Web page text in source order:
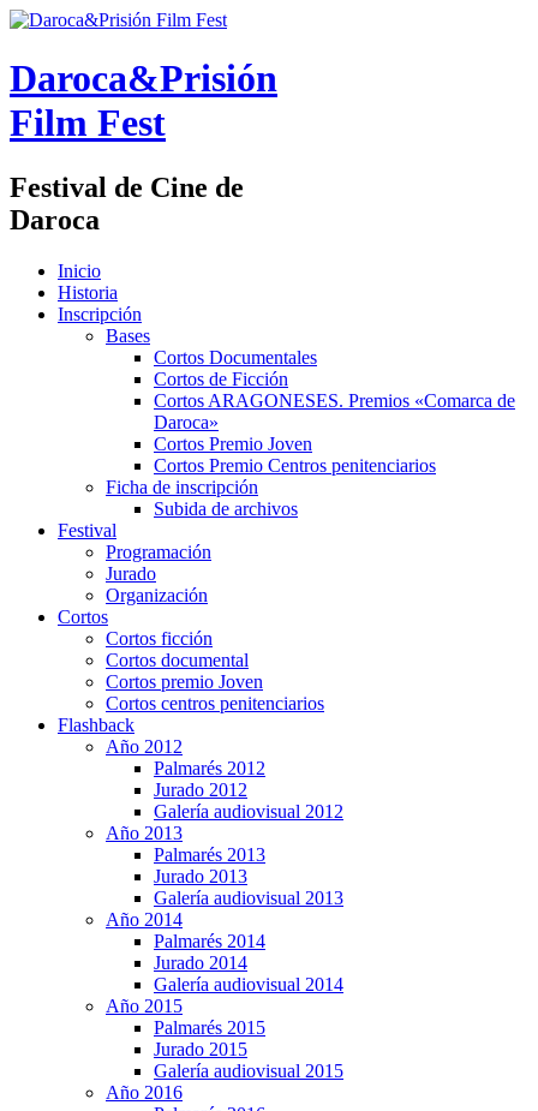
Daroca&Prisión
Film Fest
Festival de Cine de
Daroca
Inicio
Historia
Inscripción
Bases
Cortos Documentales
Cortos de Ficción
Cortos ARAGONESES. Premios «Comarca de
Daroca»
Cortos Premio Joven
Cortos Premio Centros penitenciarios
Ficha de inscripción
Subida de archivos
Festival
Programación
Jurado
Organización
Cortos
Cortos ficción
Cortos documental
Cortos premio Joven
Cortos centros penitenciarios
Flashback
Año 2012
Palmarés 2012
Jurado 2012
Galería audiovisual 2012
Año 2013
Palmarés 2013
Jurado 2013
Galería audiovisual 2013
Año 2014
Palmarés 2014
Jurado 2014
Galería audiovisual 2014
Año 2015
Palmarés 2015
Jurado 2015
Galería audiovisual 2015
Año 2016